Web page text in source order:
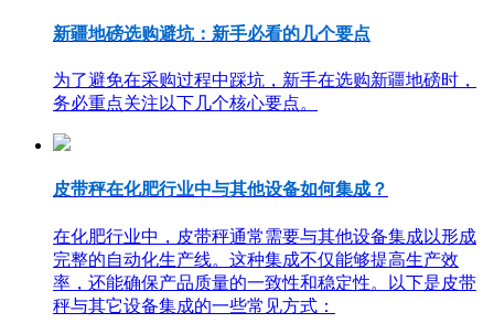
新疆地磅选购避坑：新手必看的几个要点
为了避免在采购过程中踩坑，新手在选购新疆地磅时，
务必重点关注以下几个核心要点。
皮带秤在化肥行业中与其他设备如何集成？
在化肥行业中，皮带秤通常需要与其他设备集成以形成
完整的自动化生产线。这种集成不仅能够提高生产效
率，还能确保产品质量的一致性和稳定性。以下是皮带
秤与其它设备集成的一些常见方式：